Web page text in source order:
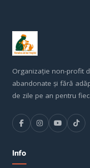
Organizație non-profit
abandonate și fără
de zile pe an pentru
Info